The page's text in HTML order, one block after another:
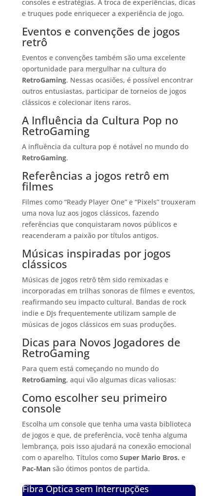
consoles e estratégias. A troca de experiências, dicas
e truques pode enriquecer a experiência de jogo.
Eventos e convenções de jogos
retrô
Eventos e convenções também são uma excelente
oportunidade para mergulhar na cultura do
RetroGaming. Nessas ocasiões, é possível encontrar
outros entusiastas, participar de torneios de jogos
clássicos e colecionar itens raros.
A Influência da Cultura Pop no
RetroGaming
A influência da cultura pop é notável no mundo do
RetroGaming.
Referências a jogos retrô em
filmes
Filmes como “Ready Player One” e “Pixels” trouxeram
uma nova luz aos jogos clássicos, fazendo
referências que conquistaram novos públicos e
reacenderam a paixão por títulos antigos.
Músicas inspiradas por jogos
clássicos
Músicas de jogos retrô têm sido remixadas e
incorporadas em trilhas sonoras de filmes e eventos,
reafirmando seu impacto cultural. Bandas de rock
indie e DJs frequentemente utilizam sample de
músicas de jogos clássicos em suas produções.
Dicas para Novos Jogadores de
RetroGaming
Para quem está começando no mundo do
RetroGaming, aqui vão algumas dicas valiosas:
Como escolher seu primeiro
console
Escolha um console que tenha uma vasta biblioteca
de jogos e que, de preferência, você tenha alguma
lembrança, pois isso ajudará na conexão emocional
com o aparelho. Títulos como Super Mario Bros. e
Pac-Mansão ótimos pontos de partida.
Fibra Óptica sem Interrupções